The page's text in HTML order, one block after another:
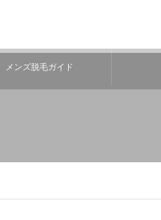
メンズ脱毛ガイド